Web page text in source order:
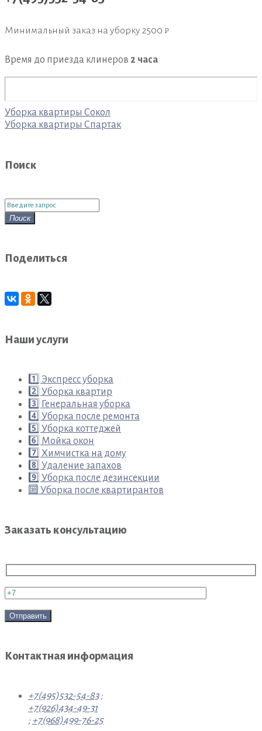
Минимальный заказ на уборку 2500 ₽
Время до приезда клинеров 2 часа
Навигация
по
Уборка квартиры Сокол
Уборка квартиры Спартак
Поиск
Поиск
для:
Поиск
Поделиться
Наши услуги
1️⃣ Экспресс уборка
2️⃣ Уборка квартир
3️⃣ Генеральная уборка
4️⃣ Уборка после ремонта
5️⃣ Уборка коттеджей
6️⃣ Мойка окон
7️⃣ Химчистка на дому
8️⃣ Удаление запахов
9️⃣ Уборка после дезинсекции
🔟 Уборка после квартирантов
Заказать консультацию
Контактная информация
+7(495)532-54-83 ;
+7(926)434-49-31
; +7(968)499-76-25